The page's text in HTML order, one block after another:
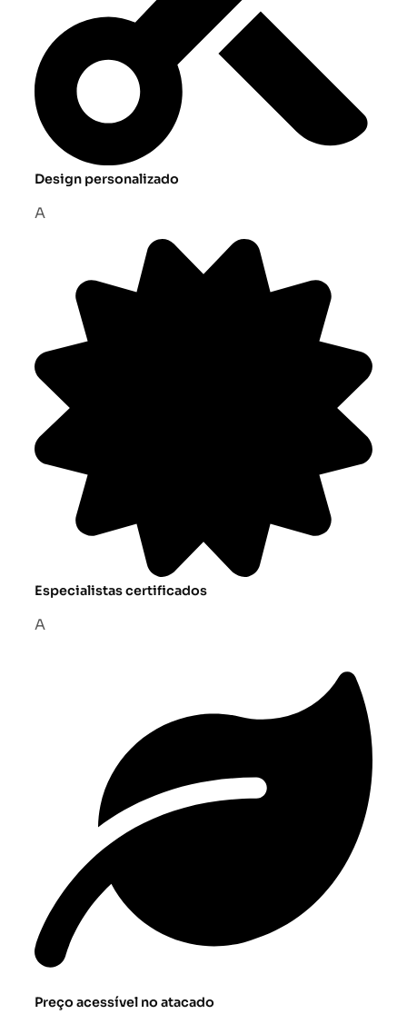
Design personalizado
A
Especialistas certificados
A
Preço acessível no atacado